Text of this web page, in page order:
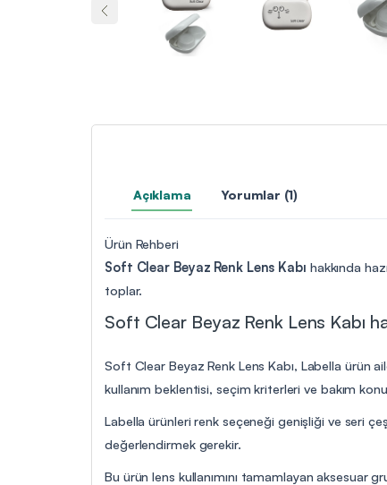
Açıklama Yorumlar (1)
Ürün Rehberi
Soft Clear Beyaz Renk Lens Kabı hakkında
toplar.
Soft Clear Beyaz Renk Lens Kabı
Soft Clear Beyaz Renk Lens Kabı, Labella ürün
kullanım beklentisi, seçim kriterleri ve bakım
Labella ürünleri renk seçeneği genişliği ve seri
değerlendirmek gerekir.
Bu ürün lens kullanımını tamamlayan aksesuar